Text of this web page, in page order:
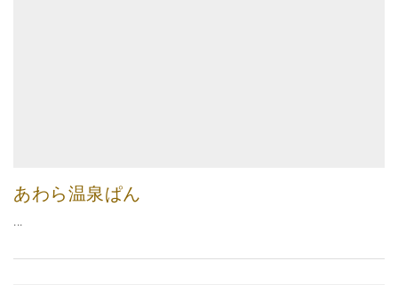
あわら温泉ぱん
...